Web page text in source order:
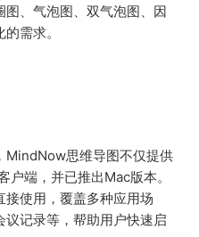
、气泡图、双气泡图、因
需求。
MindNow思维导图不仅提供
端，并已推出Mac版本。
使用，覆盖多种应用场
记录等，帮助用户快速启